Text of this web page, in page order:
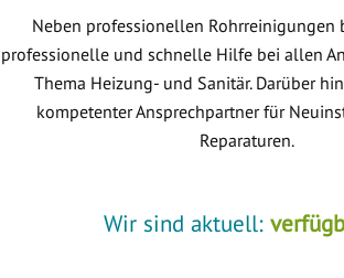
Neben professionellen Rohrreinigungen
professionelle und schnelle Hilfe bei allen
Thema Heizung- und Sanitär. Darüber
kompetenter Ansprechpartner für
Reparaturen.
Wir sind aktuell: